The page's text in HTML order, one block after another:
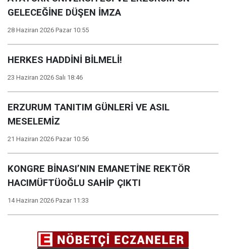
GELECEĞİNE DÜŞEN İMZA
28 Haziran 2026 Pazar 10:55
HERKES HADDİNİ BİLMELİ!
23 Haziran 2026 Salı 18:46
ERZURUM TANITIM GÜNLERİ VE ASIL
MESELEMİZ
21 Haziran 2026 Pazar 10:56
KONGRE BİNASI’NIN EMANETİNE REKTÖR
HACIMÜFTÜOĞLU SAHİP ÇIKTI
14 Haziran 2026 Pazar 11:33